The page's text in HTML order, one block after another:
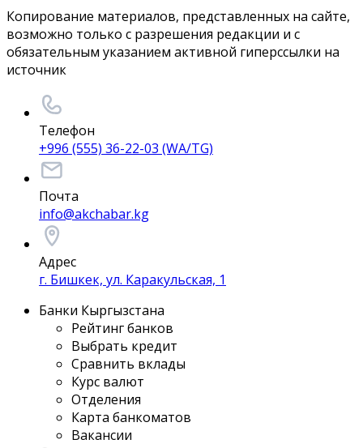
Копирование материалов, представленных на сайте,
возможно только с разрешения редакции и с
обязательным указанием активной гиперссылки на
источник
Телефон
+996 (555) 36-22-03 (WA/TG)
Почта
info@akchabar.kg
Адрес
г. Бишкек, ул. Каракульская, 1
Банки Кыргызстана
Рейтинг банков
Выбрать кредит
Сравнить вклады
Курс валют
Отделения
Карта банкоматов
Вакансии